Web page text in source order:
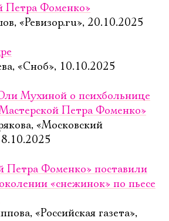
Петра Фоменко»
«Ревизор.ru», 20.10.2025
«Сноб», 10.10.2025
Мухиной о психбольнице
Петра Фоменко»
«Московский
Петра Фоменко» поставили
«снежинок» по пьесе
«Российская газета»,